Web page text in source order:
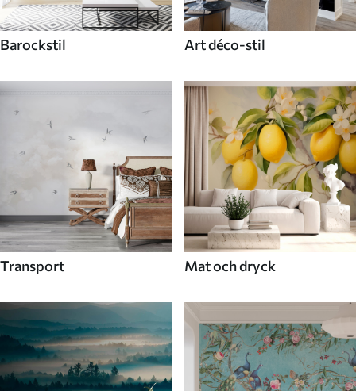
Barockstil Art déco-stil
Transport Mat och dryck